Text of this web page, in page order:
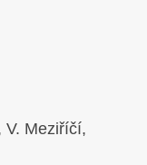
V. Meziříčí,